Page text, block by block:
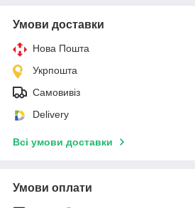
Умови доставки
Нова Пошта
Укрпошта
Самовивіз
Delivery
Всі умови доставки
Умови оплати